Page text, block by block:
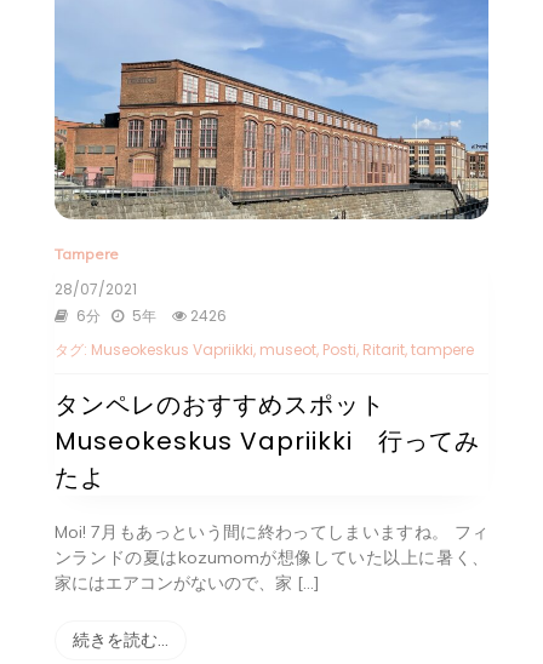
Tampere
28/07/2021
6分
5年
2426
タグ: Museokeskus Vapriikki, museot, Posti, Ritarit,tampere
タンペレのおすすめスポット
Museokeskus Vapriikki 行ってみ
たよ
Moi! 7月もあっという間に終わってしまいますね。 フィ
ンランドの夏はkozumomが想像していた以上に暑く、
家にはエアコンがないので、家 […]
続きを読む…